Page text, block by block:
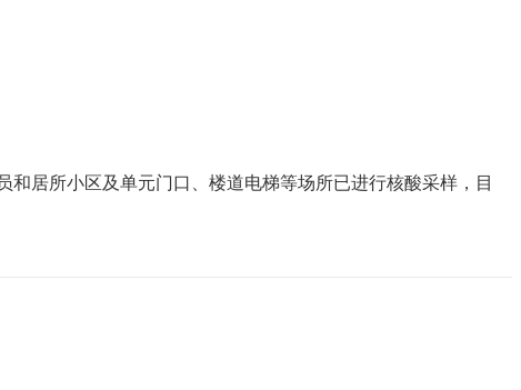
小区及单元门口、楼道电梯等场所已进行核酸采样，目